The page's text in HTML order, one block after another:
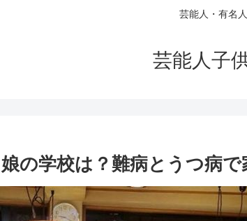
芸能人・有名
芸能人子
の学校は？難病とうつ病で